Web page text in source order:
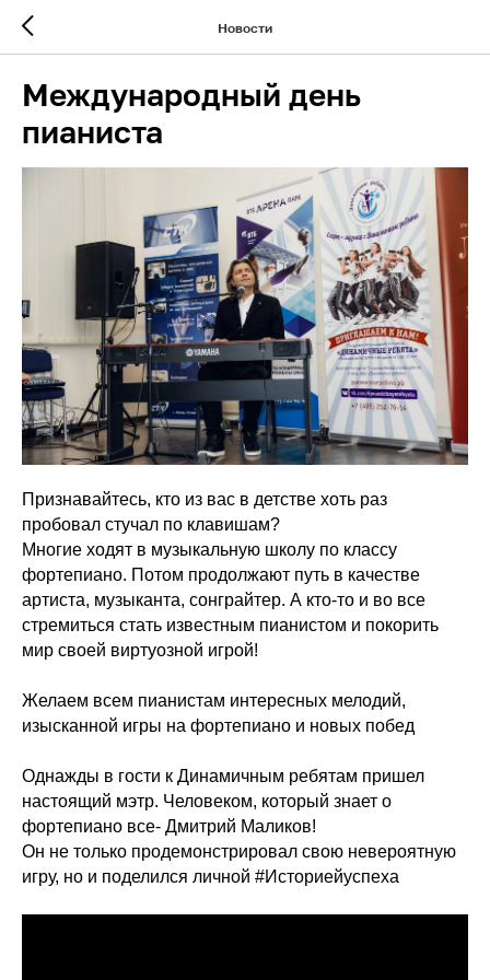
Новости
Международный день
пианиста
Признавайтесь, кто из вас в детстве хоть раз
пробовал стучал по клавишам?
Многие ходят в музыкальную школу по классу
фортепиано. Потом продолжают путь в качестве
артиста, музыканта, сонграйтер. А кто-то и во все
стремиться стать известным пианистом и покорить
мир своей виртуозной игрой!
Желаем всем пианистам интересных мелодий,
изысканной игры на фортепиано и новых побед
Однажды в гости к Динамичным ребятам пришел
настоящий мэтр. Человеком, который знает о
фортепиано все- Дмитрий Маликов!
Он не только продемонстрировал свою невероятную
игру, но и поделился личной #Историейуспеха